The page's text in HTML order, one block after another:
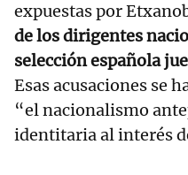
expuestas por
de los dirigentes
selección española
Esas acusaciones se
“el nacionalismo
identitaria al interés